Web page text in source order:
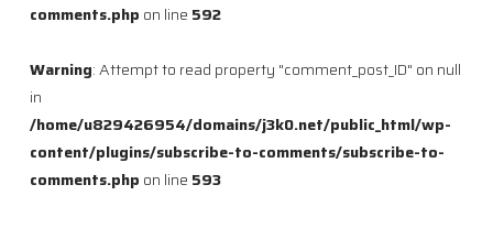
comments.php on line 592
Warning: Attempt to read property "comment_post_ID" on null
in
/home/u829426954/domains/j3k0.net/public_html/wp-
content/plugins/subscribe-to-comments/subscribe-to-
comments.php on line 593